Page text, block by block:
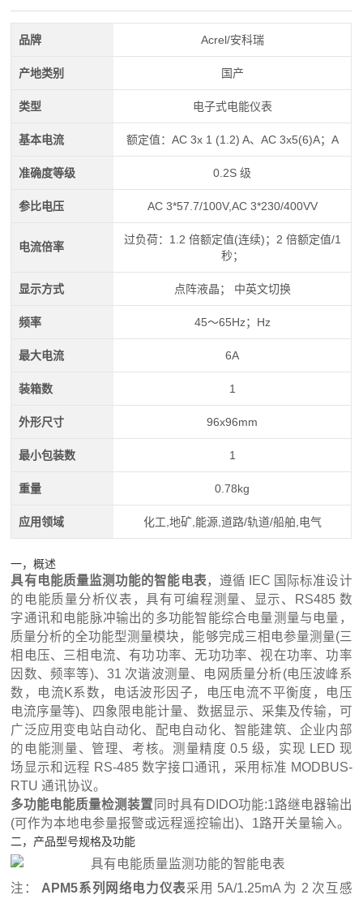
品牌 Acrel/安科瑞
产地类别 国产
类型 电子式电能仪表
基本电流 额定值：AC 3x 1 (1.2) A、AC 3x5(6)A；A
准确度等级 0.2S 级
参比电压 AC 3*57.7/100V,AC 3*230/400VV
电流倍率
过负荷：1.2 倍额定值(连续)；2 倍额定值/1
秒；
显示方式 点阵液晶； 中英文切换
频率 45～65Hz；Hz
最大电流 6A
装箱数 1
外形尺寸 96x96mm
最小包装数 1
重量 0.78kg
应用领域 化工,地矿,能源,道路/轨道/船舶,电气
一，概述
具有电能质量监测功能的智能电表，遵循 IEC 国际标准设计
的电能质量分析仪表，具有可编程测量、显示、RS485 数
字通讯和电能脉冲输出的多功能智能综合电量测量与电量，
质量分析的全功能型测量模块，能够完成三相电参量测量(三
相电压、三相电流、有功功率、无功功率、视在功率、功率
因数、频率等)、31 次谐波测量、电网质量分析(电压波峰系
数，电流K系数，电话波形因子，电压电流不平衡度，电压
电流序量等)、四象限电能计量、数据显示、采集及传输，可
广泛应用变电站自动化、配电自动化、智能建筑、企业内部
的电能测量、管理、考核。测量精度 0.5 级，实现 LED 现
场显示和远程 RS-485 数字接口通讯，采用标准 MODBUS-
RTU 通讯协议。
多功能电能质量检测装置 同时具有DIDO功能:1路继电器输出
(可作为本地电参量报警或远程遥控输出)、1路开关量输入。
二，产品型号规格及功能
注： APM5系列网络电力仪表采用 5A/1.25mA 为 2 次互感